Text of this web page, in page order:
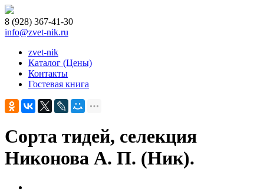
8 (928) 367-41-30
info@zvet-nik.ru
zvet-nik
Каталог (Цены)
Контакты
Гостевая книга
Сорта тидей, селекция
Никонова А. П. (Ник).